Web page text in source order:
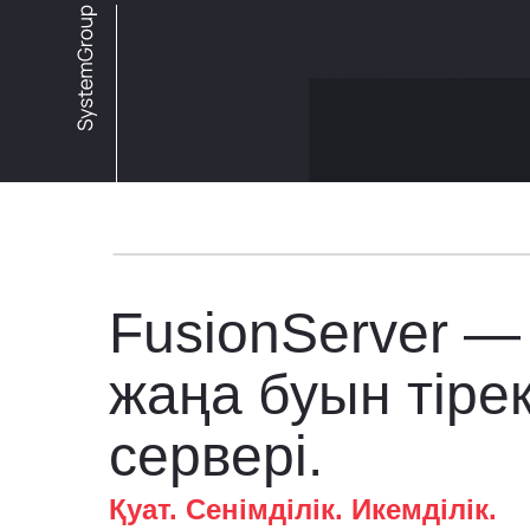
FusionServer —
жаңа буын
сервері.
Қуат. Сенімділік. Икемділік.